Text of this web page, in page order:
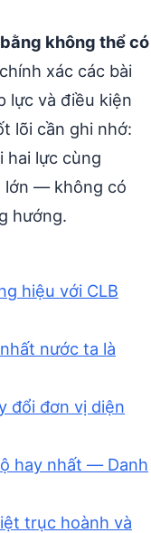
không thể có
xác các bài
lực và điều kiện
lõi cần ghi nhớ:
hai lực cùng
lớn — không có
hướng.
hiệu với CLB
nước ta là
đổi đơn vị diện
hay nhất — Danh
trục hoành và